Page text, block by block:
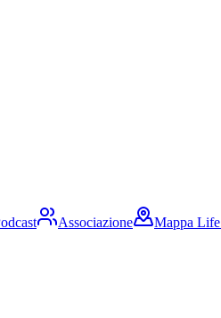
Associazione Mappa